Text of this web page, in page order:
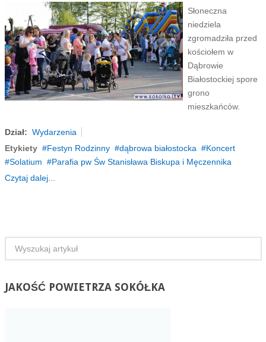
Słoneczna
niedziela
zgromadziła przed
kościołem w
Dąbrowie
Białostockiej spore
grono
mieszkańców.
Dział: Wydarzenia
Etykiety
Festyn Rodzinny dąbrowa białostocka
Koncert
Solatium
Parafia pw Św Stanisława Biskupa i Męczennika
Czytaj dalej...
JAKOŚĆPOWIETRZA SOKÓŁKA